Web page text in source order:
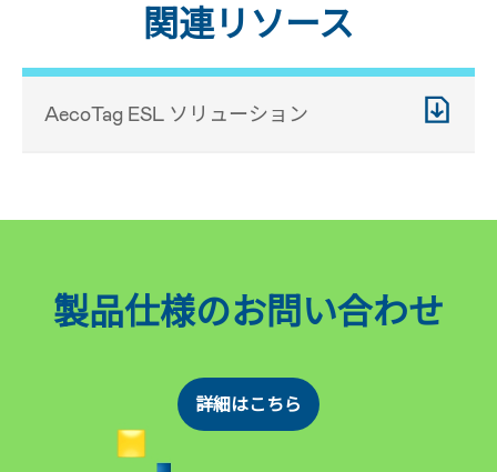
関連リソース
AecoTag ESL ソリューション
製品仕様のお問い合わせ
詳細はこちら